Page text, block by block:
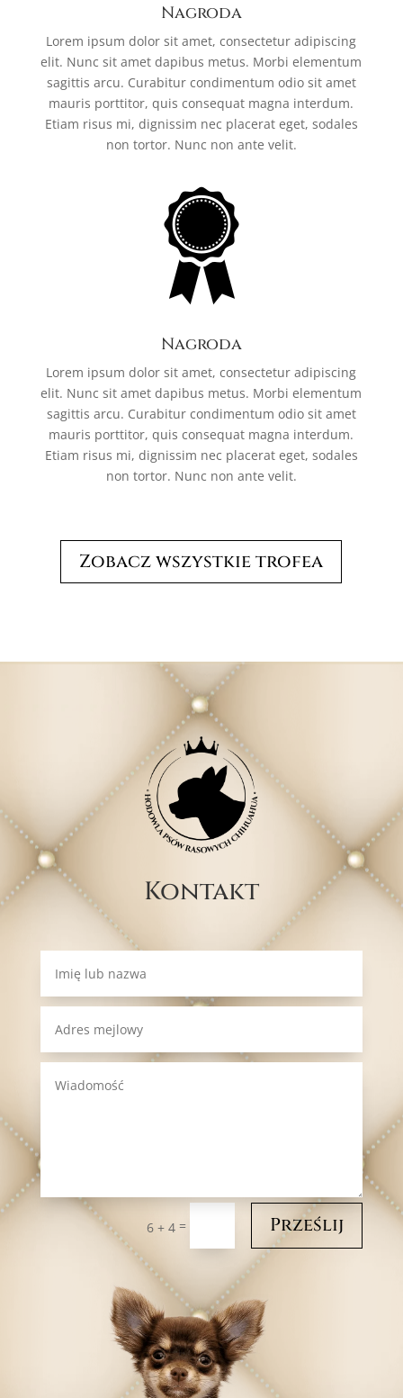
Nagroda
Lorem ipsum dolor sit amet, consectetur adipiscing
elit. Nunc sit amet dapibus metus. Morbi elementum
sagittis arcu. Curabitur condimentum odio sit amet
mauris porttitor, quis consequat magna interdum.
Etiam risus mi, dignissim nec placerat eget, sodales
non tortor. Nunc non ante velit.
Nagroda
Lorem ipsum dolor sit amet, consectetur adipiscing
elit. Nunc sit amet dapibus metus. Morbi elementum
sagittis arcu. Curabitur condimentum odio sit amet
mauris porttitor, quis consequat magna interdum.
Etiam risus mi, dignissim nec placerat eget, sodales
non tortor. Nunc non ante velit.
Zobacz wszystkie trofea
Kontakt
6 + 4 = Prześlij